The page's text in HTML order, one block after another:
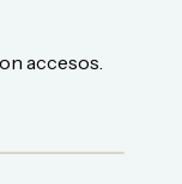
accesos.